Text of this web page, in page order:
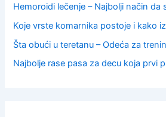
Hemoroidi lečenje – Najbolji način da
Koje vrste komarnika postoje i kako
Šta obući u teretanu – Odeća za
Najbolje rase pasa za decu koja prvi